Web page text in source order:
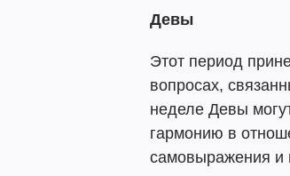
Девы
Этот период
вопросах,
неделе Девы
гармонию в
самовыражения и